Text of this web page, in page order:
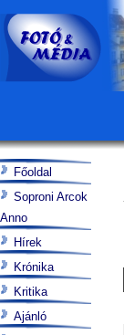
Főoldal
Soproni Arcok
Anno
Hírek
Krónika
Kritika
Ajánló